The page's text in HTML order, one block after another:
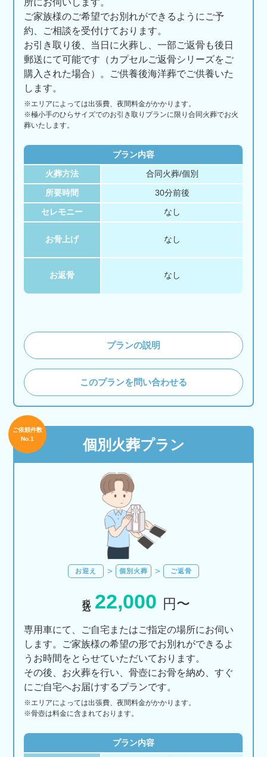
ご家族様のご希望でお別れができるようにご予
約、ご相談を受付けております。
お引き取り後、当日に火葬し、一部ご返骨も後日
郵送にて可能です（カプセルご返骨シリーズをご
購入された場合）。ご供養後海洋葬でご供養いた
します。
※エリアによっては出張費、夜間料金がかかります。
※極小手のひらサイズでのお引き取りプランに限り合同火葬でお火
葬いたします。
プラン内容
火葬方法 合同火葬/個別
所要時間 30分前後
セレモニー なし
お骨上げ なし
お返骨 なし
プランの説明
このプランを問い合わせる
個別火葬プラン
ご依頼件数
No.1
お迎え 個別火葬 ご返骨
22,000 円〜
専用車にて、ご自宅またはご指定の場所にお伺い
します。ご家族様の希望の形でお別れができるよ
うお時間をとらせていただいております。
その後、お火葬を行い、骨壺にお骨を納め、すぐ
にご自宅へお届けするプランです。
※エリアによっては出張費、夜間料金がかかります。
※骨壺は料金に含まれております。
プラン内容